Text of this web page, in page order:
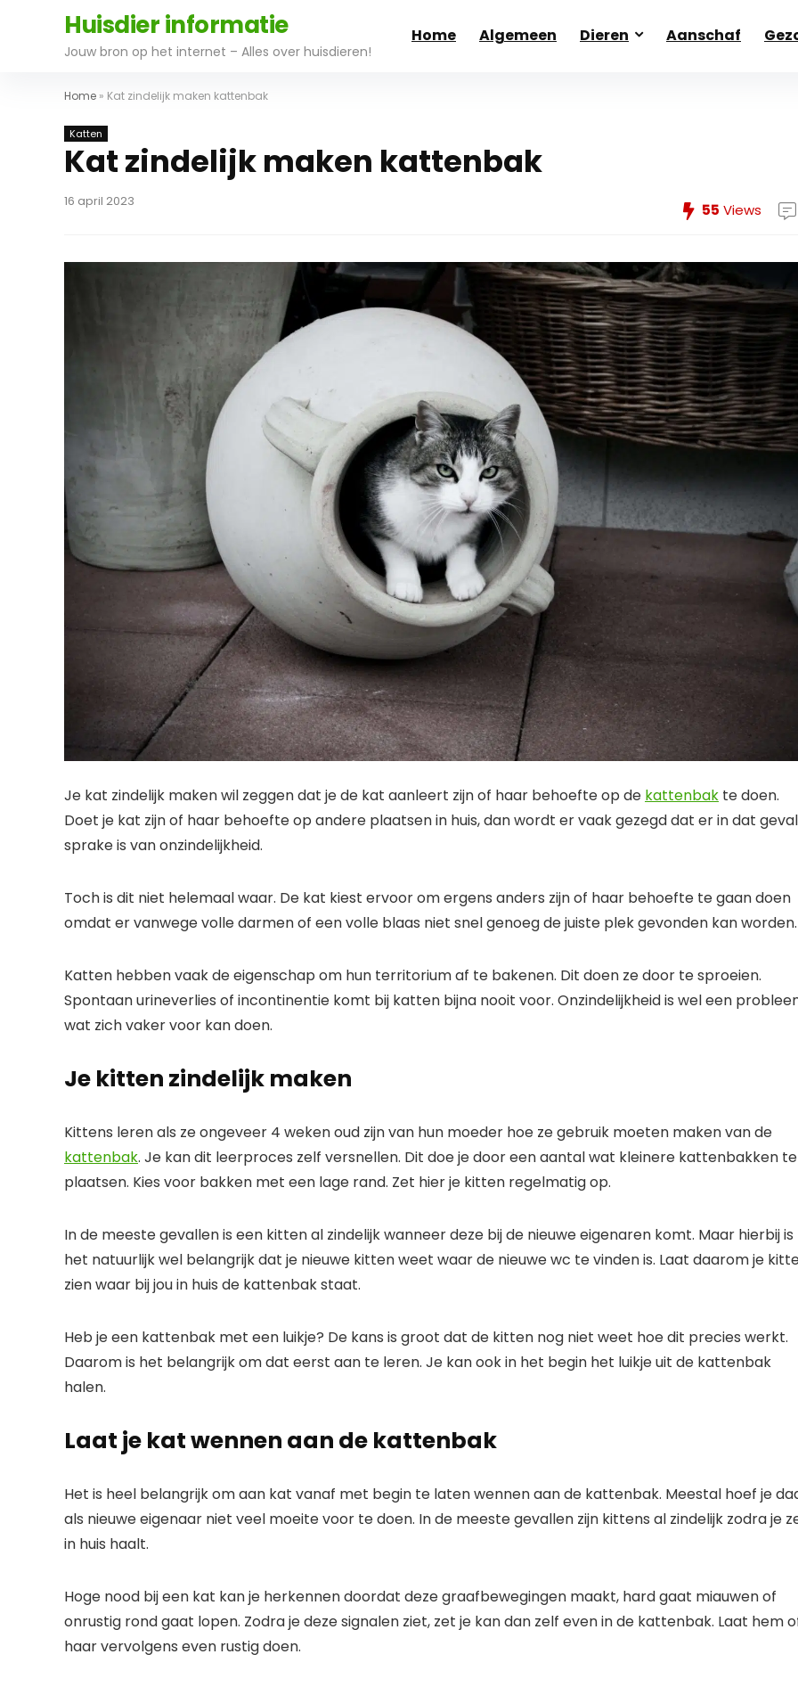
Huisdier informatie
Jouw bron op het internet – Alles over huisdieren!
Home Algemeen Dieren Aanschaf
Home » Kat zindelijk maken kattenbak
Katten
Kat zindelijk maken kattenbak
16 april 2023 55 Views
Je kat zindelijk maken wil zeggen dat je de kat aanleert zijn of haar behoefte op de kattenbak te doen.
Doet je kat zijn of haar behoefte op andere plaatsen in huis, dan wordt er vaak gezegd dat er in dat geval
sprake is van onzindelijkheid.
Toch is dit niet helemaal waar. De kat kiest ervoor om ergens anders zijn of haar behoefte te gaan doen
omdat er vanwege volle darmen of een volle blaas niet snel genoeg de juiste plek gevonden kan worden.
Katten hebben vaak de eigenschap om hun territorium af te bakenen. Dit doen ze door te sproeien.
Spontaan urineverlies of incontinentie komt bij katten bijna nooit voor. Onzindelijkheid is wel een
wat zich vaker voor kan doen.
Je kitten zindelijk maken
Kittens leren als ze ongeveer 4 weken oud zijn van hun moeder hoe ze gebruik moeten maken van de
kattenbak. Je kan dit leerproces zelf versnellen. Dit doe je door een aantal wat kleinere kattenbakken te
plaatsen. Kies voor bakken met een lage rand. Zet hier je kitten regelmatig op.
In de meeste gevallen is een kitten al zindelijk wanneer deze bij de nieuwe eigenaren komt. Maar hierbij is
het natuurlijk wel belangrijk dat je nieuwe kitten weet waar de nieuwe wc te vinden is. Laat daarom je
zien waar bij jou in huis de kattenbak staat.
Heb je een kattenbak met een luikje? De kans is groot dat de kitten nog niet weet hoe dit precies werkt.
Daarom is het belangrijk om dat eerst aan te leren. Je kan ook in het begin het luikje uit de kattenbak
halen.
Laat je kat wennen aan de kattenbak
Het is heel belangrijk om aan kat vanaf met begin te laten wennen aan de kattenbak. Meestal hoef je
als nieuwe eigenaar niet veel moeite voor te doen. In de meeste gevallen zijn kittens al zindelijk zodra je
in huis haalt.
Hoge nood bij een kat kan je herkennen doordat deze graafbewegingen maakt, hard gaat miauwen of
onrustig rond gaat lopen. Zodra je deze signalen ziet, zet je kan dan zelf even in de kattenbak. Laat hem
haar vervolgens even rustig doen.